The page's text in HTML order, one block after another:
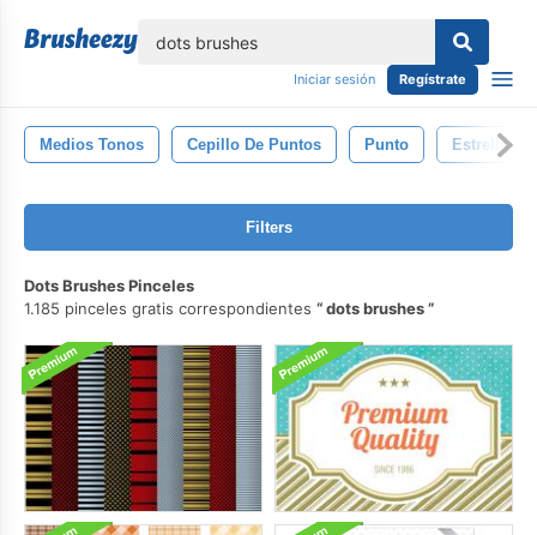
Iniciar sesión Regístrate
Medios Tonos Cepillo De Puntos Punto Estrellas
Filters
Dots Brushes Pinceles
1.185 pinceles gratis correspondientes
dots brushes